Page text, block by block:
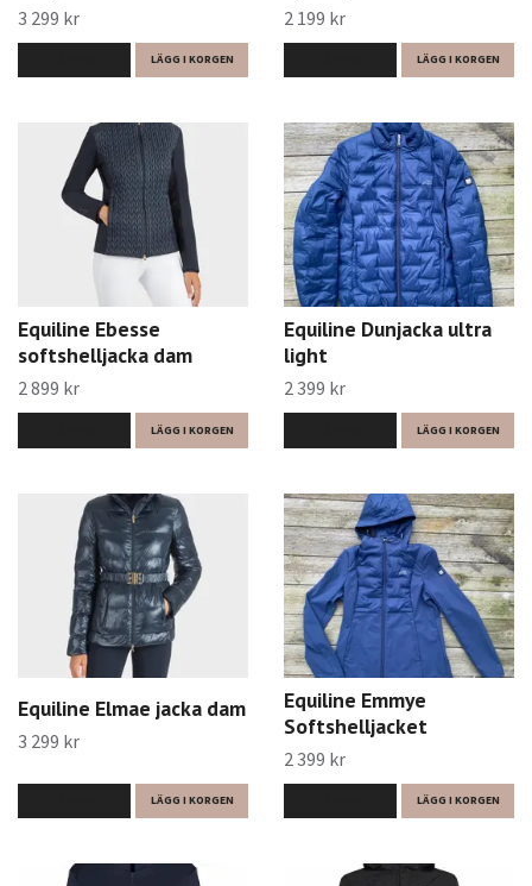
3 299 kr
LÄGG I KORGEN
2 199 kr
LÄGG I KORGEN
Equiline Ebesse
softshelljacka dam
2 899 kr
LÄGG I KORGEN
Equiline Dunjacka ultra
light
2 399 kr
LÄGG I KORGEN
Equiline Elmae jacka dam
3 299 kr
LÄGG I KORGEN
Equiline Emmye
Softshelljacket
2 399 kr
LÄGG I KORGEN